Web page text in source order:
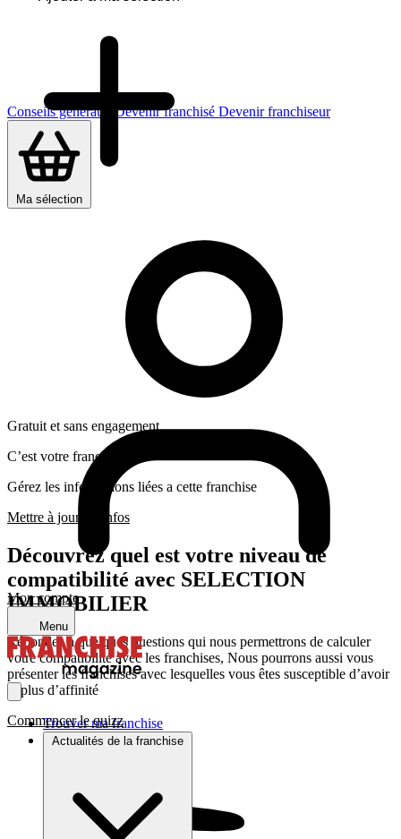
Conseils généraux Devenir franchisé Devenir franchiseur
Ma sélection
Mon compte
Menu
Trouver ma franchise
Actualités de la franchise
Gratuit et sans engagement
C’est votre franchise ?
Gérez les informations liées a cette franchise
Mettre à jour les infos
Découvrez quel est votre niveau de
compatibilité avec SELECTION
IMMOBILIER
Répondez a quelques questions qui nous permettrons de calculer
votre compatibilité avec les franchises, Nous pourrons aussi vous
présenter les franchises avec lesquelles vous êtes susceptible d’avoir
le plus d’affinité
Commencer le quizz